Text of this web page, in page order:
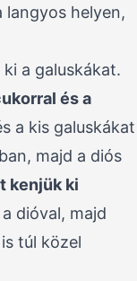
langyos helyen,
a galuskákat.
és a
a kis galuskákat
majd a diós
kenjük ki
dióval, majd
túl közel